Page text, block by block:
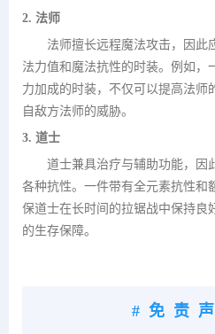
2. 法师
法师擅长远程魔法攻击，因此应
法力值和魔法抗性的时装。例如，
力加成的时装，不仅可以提高法师
自敌方法师的威胁。
3. 道士
道士兼具治疗与辅助功能，因
各种抗性。一件带有全元素抗性和
保道士在长时间的拉锯战中保持良
的生存保障。
#免责